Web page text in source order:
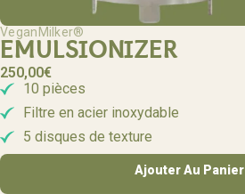
VeganMilker®
EMULSIONIZER
250,00€
10 pièces
Filtre en acier inoxydable
5 disques de texture
Ajouter Au Panier